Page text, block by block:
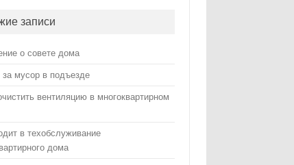
записи
о совете дома
мусор в подъезде
вентиляцию в многоквартирном
в техобслуживание
дома